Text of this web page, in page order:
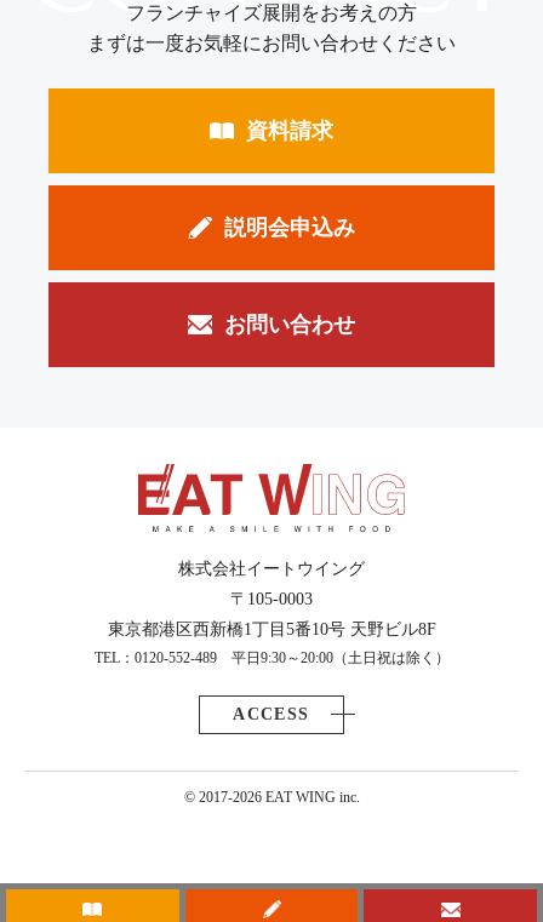
フランチャイズ展開をお考えの方
まずは一度お気軽にお問い合わせください
資料請求
説明会申込み
お問い合わせ
株式会社イートウイング
〒105-0003
東京都港区西新橋1丁目5番10号 天野ビル8F
TEL：0120-552-489 平日9:30～20:00（土日祝は除く）
ACCESS
© 2017-2026 EAT WING inc.